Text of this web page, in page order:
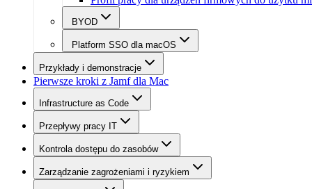
BYOD
Platform SSO dla macOS
Przykłady i demonstracje
Pierwsze kroki z Jamf dla Mac
Infrastructure as Code
Przepływy pracy IT
Kontrola dostępu do zasobów
Zarządzanie zagrożeniami i ryzykiem